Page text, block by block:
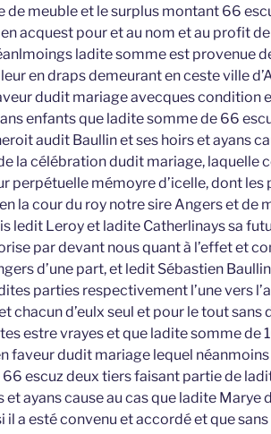
de meuble et le surplus montant 66
acquest pour et au nom et au profit
ladite somme est provenue
en draps demeurant en ceste ville
dudit mariage avecques condition
enfants que ladite somme de 66
audit Baullin et ses hoirs et ayans
la célébration dudit mariage, laquelle
perpétuelle mémoyre d’icelle, dont les
la cour du roy notre sire Angers et de
ledit Leroy et ladite Catherlinays sa
par devant nous quant à l’effet et
d’une part, et ledit Sébastien
parties respectivement l’une vers
chacun d’eulx seul et pour le tout sans
estre vrayes et que ladite somme de
faveur dudit mariage lequel néanmoins
escuz deux tiers faisant partie de
ayans cause au cas que ladite Marye
il a esté convenu et accordé et que